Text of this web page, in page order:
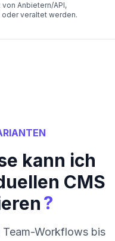
Anbietern/API,
veraltet werden.
kann ich
CMS
?
Team-Workflows bis